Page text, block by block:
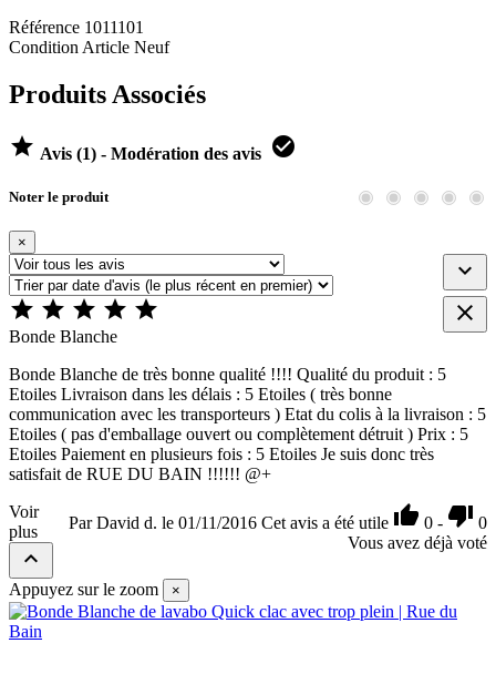
Référence 1011101
Condition Article Neuf
Produits Associés
 Avis (1) - Modération des avis 
Noter le produit
×


    
Bonde Blanche
Bonde Blanche de très bonne qualité !!!! Qualité du produit : 5
Etoiles Livraison dans les délais : 5 Etoiles ( très bonne
communication avec les transporteurs ) Etat du colis à la livraison : 5
Etoiles ( pas d'emballage ouvert ou complètement détruit ) Prix : 5
Etoiles Paiement en plusieurs fois : 5 Etoiles Je suis donc très
satisfait de RUE DU BAIN !!!!!! @+
Par David d. le 01/11/2016 Cet avis a été utile  0 -  0
Vous avez déjà voté
Voir
plus

Appuyez sur le zoom ×